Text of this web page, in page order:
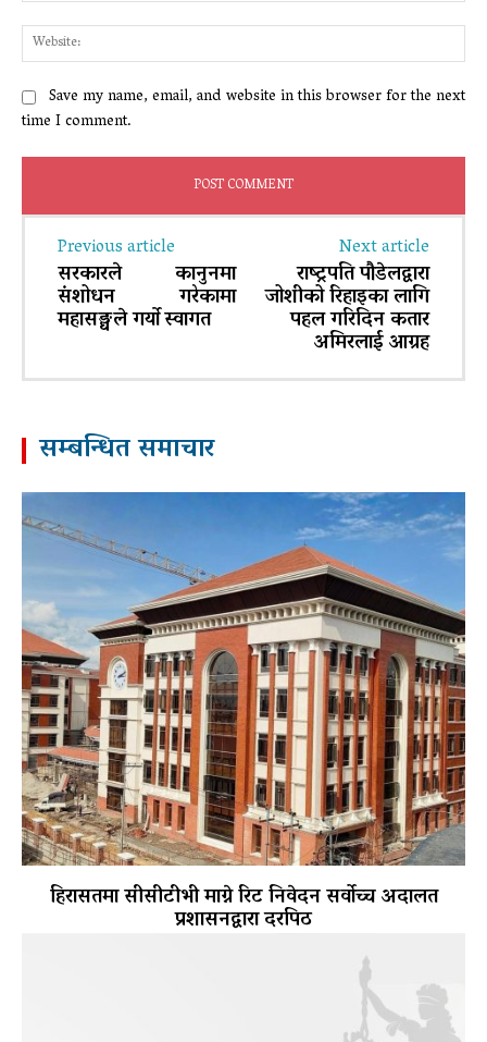
Save my name, email, and website in this browser for the next
time I comment.
Previous article
सरकारले कानुनमा
संशोधन गरेकामा
महासङ्घले गर्याे स्वागत
Next article
राष्ट्रपति पौडेलद्वारा
जोशीको रिहाइका लागि
पहल गरिदिन कतार
अमिरलाई आग्रह
सम्बन्धित समाचार
हिरासतमा सीसीटीभी माग्ने रिट निवेदन सर्वोच्च अदालत
प्रशासनद्वारा दरपिठ